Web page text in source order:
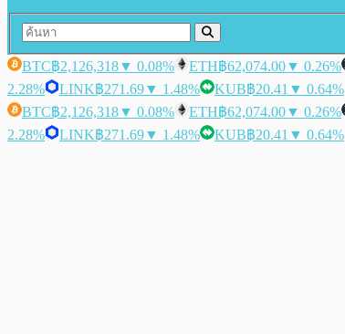
BTC฿2,126,318▼ 0.08% ETH฿62,074.00▼ 0.26%
2.28%
LINK฿271.69▼ 1.48% KUB฿20.41 ▼ 0.64%
BTC฿2,126,318▼ 0.08% ETH฿62,074.00▼ 0.26%
2.28%
LINK฿271.69▼ 1.48% KUB฿20.41 ▼ 0.64%